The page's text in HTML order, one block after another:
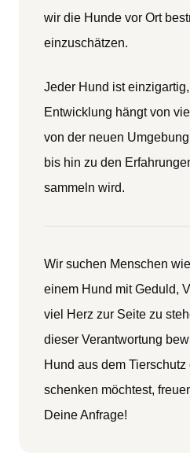
wir die Hunde vor Ort
einzuschätzen.
Jeder Hund ist
Entwicklung hängt von
von der neuen
bis hin zu den
sammeln wird.
Wir suchen Menschen
einem Hund mit Geduld,
viel Herz zur Seite zu
dieser Verantwortung
Hund aus dem
schenken möchtest,
Deine Anfrage!